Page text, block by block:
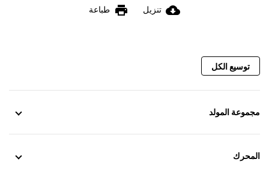
cloud_download تنزيل print طباعة
توسيع الكل
مجموعة المولد
المحرك